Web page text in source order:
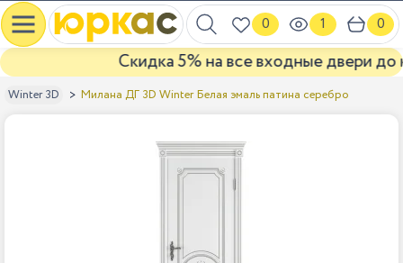
0 1 0
Скидка 5% на все входные двери до
Winter 3D Милана ДГ 3D Winter Белая эмаль патина серебро